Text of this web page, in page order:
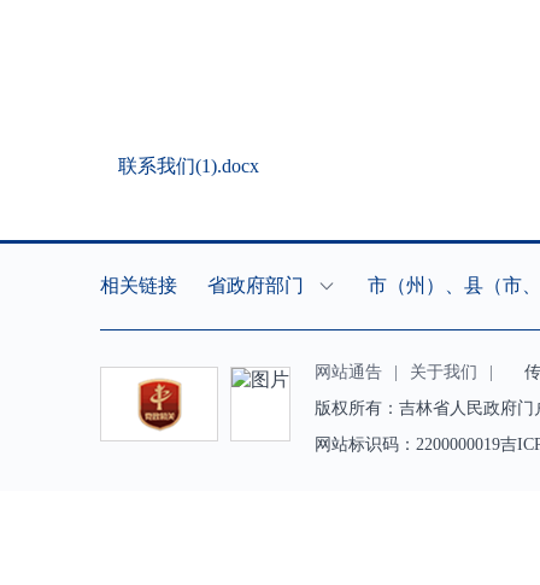
联系我们(1).docx
相关链接 省政府部门 市（州）、县（市
网站通告 关于我们
传
版权所有：吉林省人民政府
网站标识码：2200000019吉